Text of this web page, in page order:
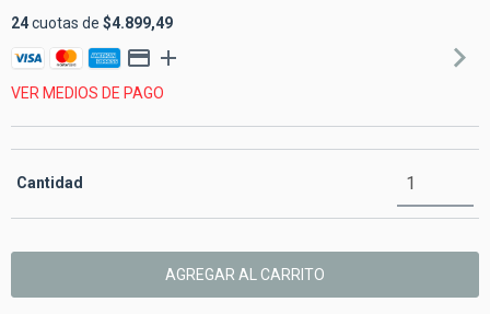
24cuotas de $4.899,49
VER MEDIOS DE PAGO
Cantidad